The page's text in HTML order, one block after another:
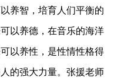
养智，培育人们平衡的
以养德，在音乐的海洋
以养性，是性情性格得
的强大力量。张援老师